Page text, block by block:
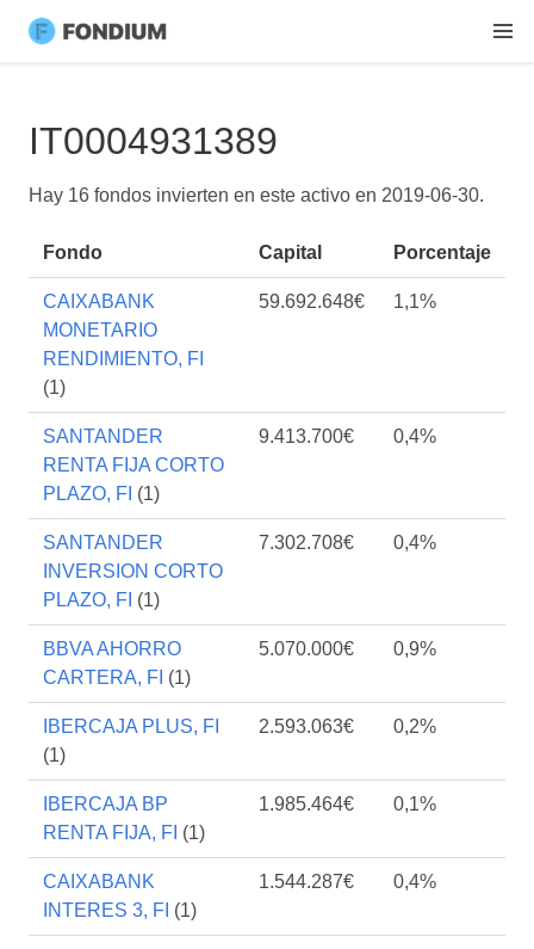
IT0004931389
Hay 16 fondos invierten en este activo en 2019-06-30.
Fondo Capital Porcentaje
CAIXABANK
MONETARIO
RENDIMIENTO, FI
(1)
59.692.648€ 1,1%
SANTANDER
RENTA FIJA CORTO
PLAZO, FI (1)
9.413.700€ 0,4%
SANTANDER
INVERSION CORTO
PLAZO, FI (1)
7.302.708€ 0,4%
BBVA AHORRO
CARTERA, FI (1)
5.070.000€ 0,9%
IBERCAJA PLUS, FI
(1)
2.593.063€ 0,2%
IBERCAJA BP
RENTA FIJA, FI (1)
1.985.464€ 0,1%
CAIXABANK
INTERES 3, FI (1)
1.544.287€ 0,4%